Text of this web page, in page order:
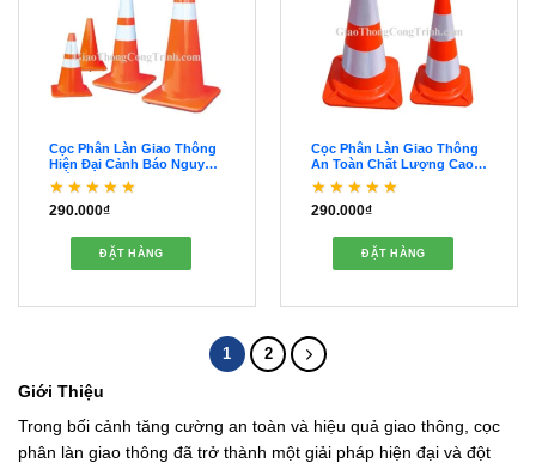
Cọc Phân Làn Giao Thông
Hiện Đại Cảnh Báo Nguy
Hiểm – OCPL00018
Được xếp hạng
290.000₫
ĐẶT HÀNG
Cọc Phân Làn Giao Thông
An Toàn Chất Lượng Cao
Cấp – OCPL00017
Được xếp hạng
290.000₫
ĐẶT HÀNG
1 2
Giới Thiệu
Trong bối cảnh tăng cường an toàn và hiệu quả giao thông, cọc
phân làn giao thông đã trở thành một giải pháp hiện đại và đột